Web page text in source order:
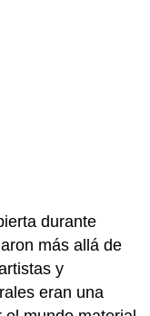
durante
más allá de
y
eran una